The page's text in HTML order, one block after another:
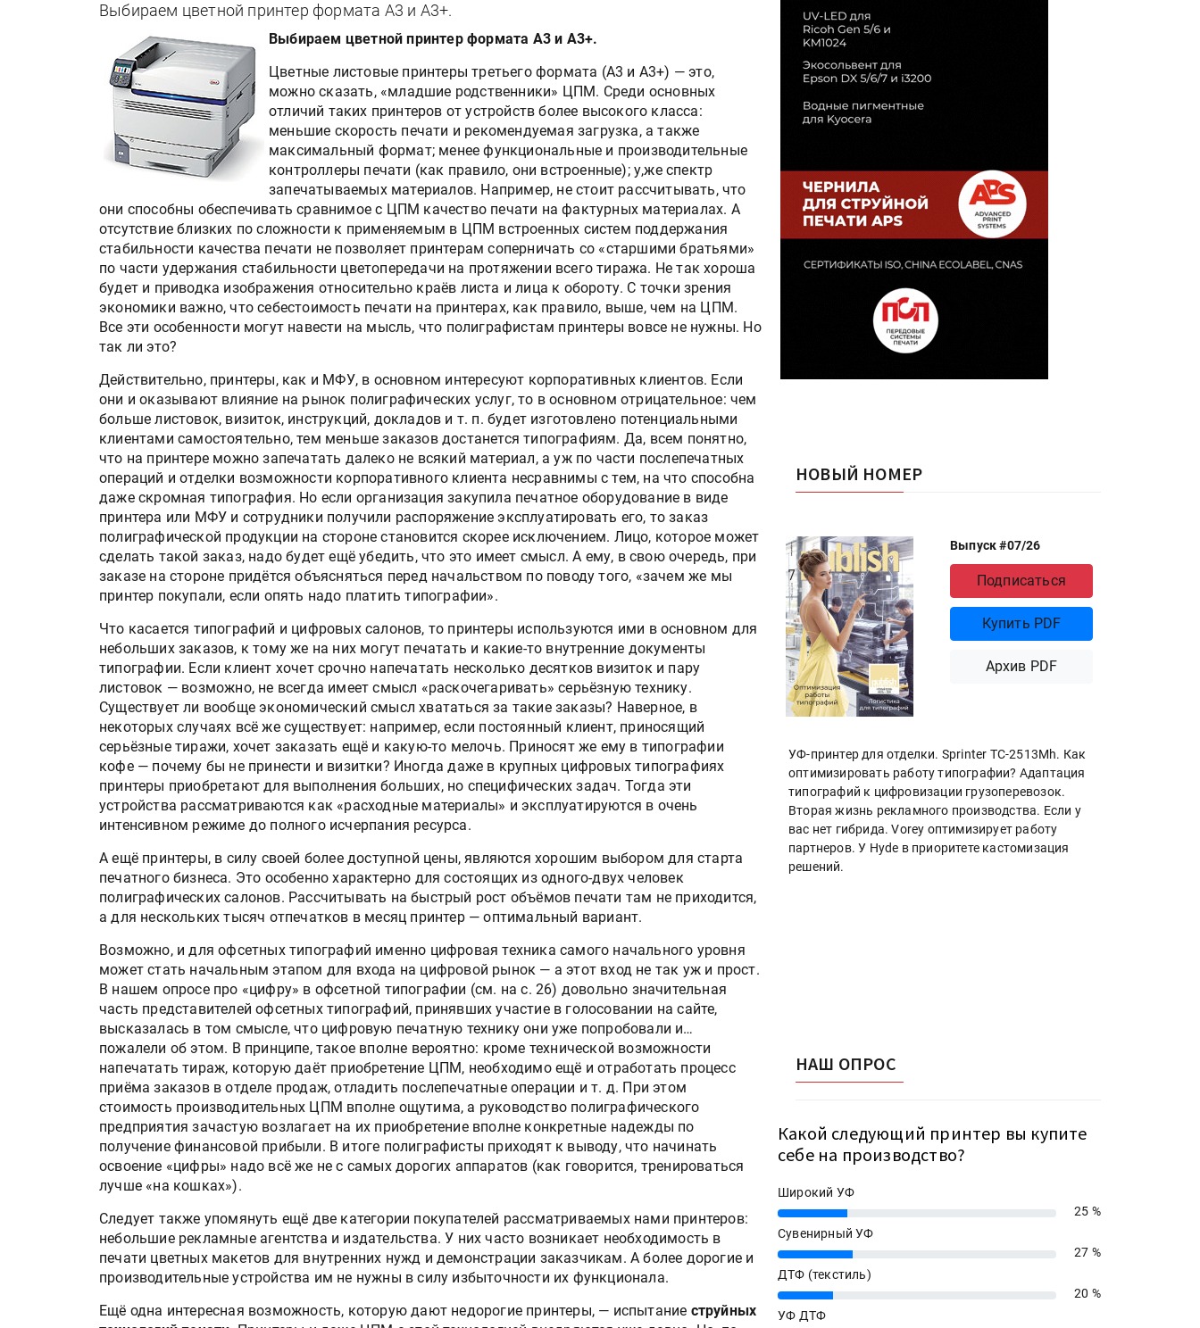
Выбираем цветной принтер формата А3 и А3+.
Выбираем цветной принтер формата А3 и А3+.
Цветные листовые принтеры третьего формата (А3 и A3+) — это,
можно сказать, «младшие родственники» ЦПМ. Среди основных
отличий таких принтеров от устройств более высокого класса:
меньшие скорость печати и рекомендуемая загрузка, а также
максимальный формат; менее функциональные и производительные
контроллеры печати (как правило, они встроенные); у,же спектр
запечатываемых материалов. Например, не стоит рассчитывать, что
они способны обеспечивать сравнимое с ЦПМ качество печати на фактурных материалах. А
отсутствие близких по сложности к применяемым в ЦПМ встроенных систем поддержания
стабильности качества печати не позволяет принтерам соперничать со «старшими братьями»
по части удержания стабильности цветопередачи на протяжении всего тиража. Не так хороша
будет и приводка изображения относительно краёв листа и лица к обороту. С точки зрения
экономики важно, что себестоимость печати на принтерах, как правило, выше, чем на ЦПМ.
Все эти особенности могут навести на мысль, что полиграфистам принтеры вовсе не нужны. Но
так ли это?
Действительно, принтеры, как и МФУ, в основном интересуют корпоративных клиентов. Если
они и оказывают влияние на рынок полиграфических услуг, то в основном отрицательное: чем
больше листовок, визиток, инструкций, докладов и т. п. будет изготовлено потенциальными
клиентами самостоятельно, тем меньше заказов достанется типографиям. Да, всем понятно,
что на принтере можно запечатать далеко не всякий материал, а уж по части послепечатных
операций и отделки возможности корпоративного клиента несравнимы с тем, на что способна
даже скромная типография. Но если организация закупила печатное оборудование в виде
принтера или МФУ и сотрудники получили распоряжение эксплуатировать его, то заказ
полиграфической продукции на стороне становится скорее исключением. Лицо, которое может
сделать такой заказ, надо будет ещё убедить, что это имеет смысл. А ему, в свою очередь, при
заказе на стороне придётся объясняться перед начальством по поводу того, «зачем же мы
принтер покупали, если опять надо платить типографии».
Что касается типографий и цифровых салонов, то принтеры используются ими в основном для
небольших заказов, к тому же на них могут печатать и какие-то внутренние документы
типографии. Если клиент хочет срочно напечатать несколько десятков визиток и пару
листовок — возможно, не всегда имеет смысл «раскочегаривать» серьёзную технику.
Существует ли вообще экономический смысл хвататься за такие заказы? Наверное, в
некоторых случаях всё же существует: например, если постоянный клиент, приносящий
серьёзные тиражи, хочет заказать ещё и какую-то мелочь. Приносят же ему в типографии
кофе — почему бы не принести и визитки? Иногда даже в крупных цифровых типографиях
принтеры приобретают для выполнения больших, но специфических задач. Тогда эти
устройства рассматриваются как «расходные материалы» и эксплуатируются в очень
интенсивном режиме до полного исчерпания ресурса.
А ещё принтеры, в силу своей более доступной цены, являются хорошим выбором для старта
печатного бизнеса. Это особенно характерно для состоящих из одного-двух человек
полиграфических салонов. Рассчитывать на быстрый рост объёмов печати там не приходится,
а для нескольких тысяч отпечатков в месяц принтер — оптимальный вариант.
Возможно, и для офсетных типографий именно цифровая техника самого начального уровня
может стать начальным этапом для входа на цифровой рынок — а этот вход не так уж и прост.
В нашем опросе про «цифру» в офсетной типографии (см. на с. 26) довольно значительная
часть представителей офсетных типографий, принявших участие в голосовании на сайте,
высказалась в том смысле, что цифровую печатную технику они уже попробовали и…
пожалели об этом. В принципе, такое вполне вероятно: кроме технической возможности
напечатать тираж, которую даёт приобретение ЦПМ, необходимо ещё и отработать процесс
приёма заказов в отделе продаж, отладить послепечатные операции и т. д. При этом
стоимость производительных ЦПМ вполне ощутима, а руководство полиграфического
предприятия зачастую возлагает на их приобретение вполне конкретные надежды по
получение финансовой прибыли. В итоге полиграфисты приходят к выводу, что начинать
освоение «цифры» надо всё же не с самых дорогих аппаратов (как говорится, тренироваться
лучше «на кошках»).
Следует также упомянуть ещё две категории покупателей рассматриваемых нами принтеров:
небольшие рекламные агентства и издательства. У них часто возникает необходимость в
печати цветных макетов для внутренних нужд и демонстрации заказчикам. А более дорогие и
производительные устройства им не нужны в силу избыточности их функционала.
Ещё одна интересная возможность, которую дают недорогие принтеры, — испытание струйных
НОВЫЙ НОМЕР
Выпуск #07/26
Подписаться
Купить PDF
Архив PDF
УФ-принтер для отделки. Sprinter ТС-2513Mh. Как
оптимизировать работу типографии? Адаптация
типографий к цифровизации грузоперевозок.
Вторая жизнь рекламного производства. Если у
вас нет гибрида. Vorey оптимизирует работу
партнеров. У Hyde в приоритете кастомизация
решений.
НАШ ОПРОС
Какой следующий принтер вы купите
себе на производство?
Широкий УФ
25%
25 %
Сувенирный УФ
27%
27 %
ДТФ (текстиль)
20%
20 %
УФ ДТФ